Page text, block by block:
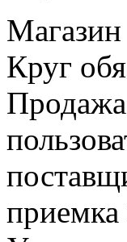
Магазин
Круг
Продажа
приемка